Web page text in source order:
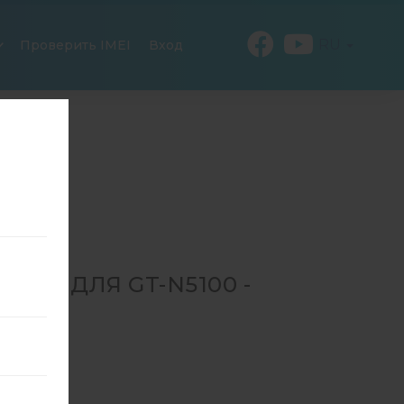
Проверить IMEI Вход
ДЛЯ GT-N5100 -